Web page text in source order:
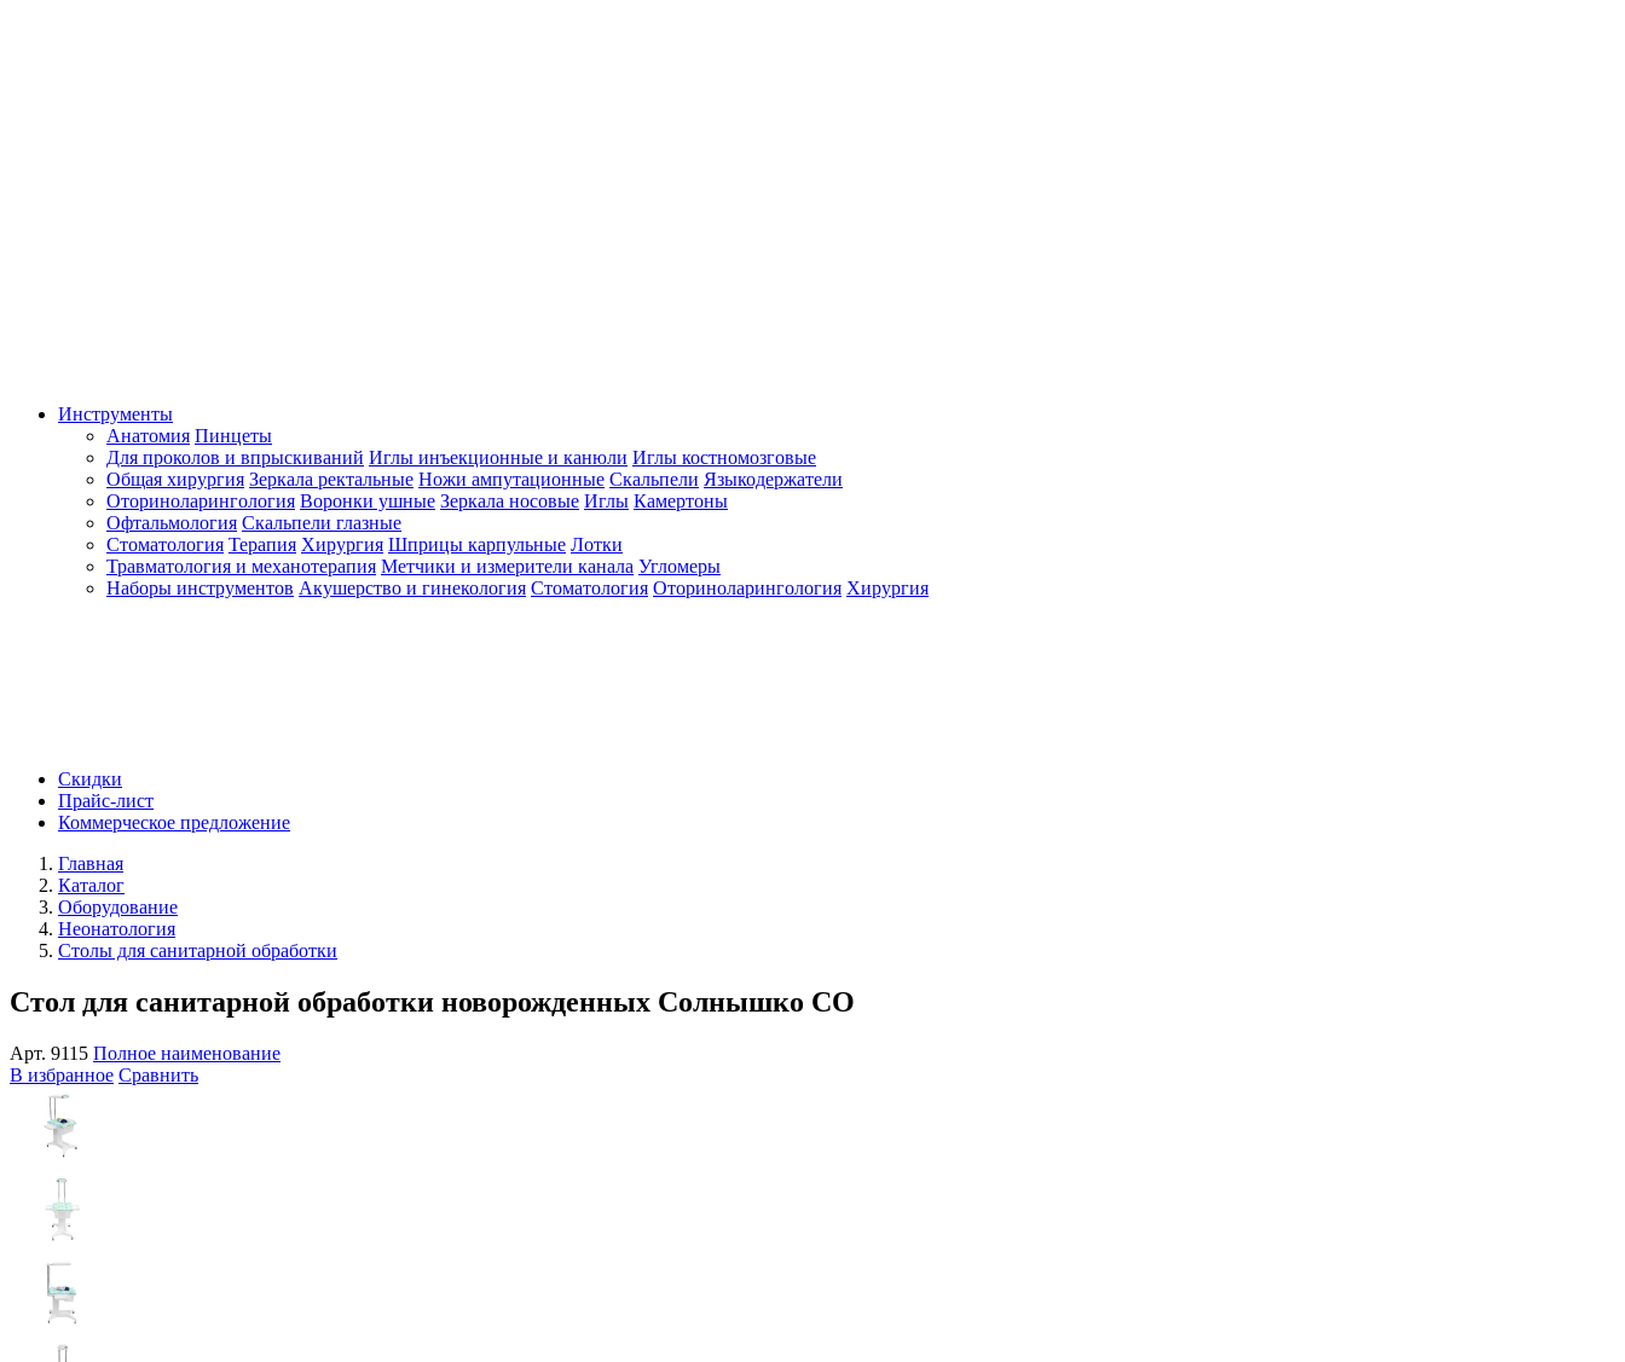
Инструменты
Анатомия Пинцеты
Для проколов и впрыскиваний Иглы инъекционные и канюли Иглы костномозговые
Общая хирургия Зеркала ректальные Ножи ампутационные Скальпели Языкодержатели
Оториноларингология Воронки ушные Зеркала носовые Иглы Камертоны
Офтальмология Скальпели глазные
Стоматология Терапия Хирургия Шприцы карпульные Лотки
Травматология и механотерапия Метчики и измерители канала Угломеры
Наборы инструментов Акушерство и гинекология Стоматология Оториноларингология Хирургия
Скидки
Прайс-лист
Коммерческое предложение
Главная
Каталог
Оборудование
Неонатология
Столы для санитарной обработки
Стол для санитарной обработки новорожденных Солнышко СО
Арт. 9115 Полное наименование
В избранное Сравнить